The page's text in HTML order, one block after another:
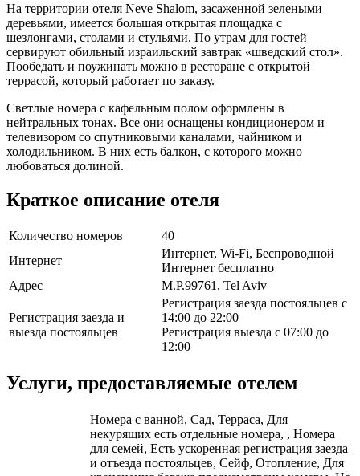
На территории отеля Neve Shalom, засаженной зелеными
деревьями, имеется большая открытая площадка с
шезлонгами, столами и стульями. По утрам для гостей
сервируют обильный израильский завтрак «шведский стол».
Пообедать и поужинать можно в ресторане с открытой
террасой, который работает по заказу.
Светлые номера с кафельным полом оформлены в
нейтральных тонах. Все они оснащены кондиционером и
телевизором со спутниковыми каналами, чайником и
холодильником. В них есть балкон, с которого можно
любоваться долиной.
Краткое описание отеля
Количество номеров
40
Интернет
Интернет, Wi-Fi, Беспроводной
Интернет бесплатно
Адрес
M.P.99761, Tel Aviv
Регистрация заезда и
выезда постояльцев
Регистрация заезда постояльцев с
14:00 до 22:00
Регистрация выезда с 07:00 до
12:00
Услуги, предоставляемые отелем
Номера с ванной, Сад, Терраса, Для
некурящих есть отдельные номера, , Номера
для семей, Есть ускоренная регистрация заезда
и отъезда постояльцев, Сейф, Отопление, Для